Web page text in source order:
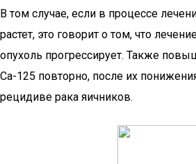
В том случае, если в процессе
растет, это говорит о том, что
опухоль прогрессирует. Также
Са-125 повторно, после их
рецидиве рака яичников.